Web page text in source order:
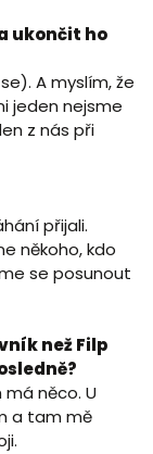
ukončit ho
A myslím, že
jeden nejsme
z nás při
přijali.
někoho, kdo
se posunout
než Filp
má něco. U
a tam mě